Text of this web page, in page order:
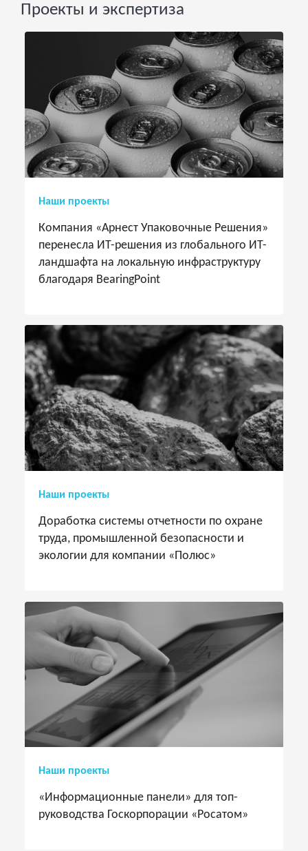
Проекты и экспертиза
Наши проекты
Компания «Арнест Упаковочные Решения»
перенесла ИТ-решения из глобального ИТ-
ландшафта на локальную инфраструктуру
благодаря BearingPoint
Наши проекты
Доработка системы отчетности по охране
труда, промышленной безопасности и
экологии для компании «Полюс»
Наши проекты
«Информационные панели» для топ-
руководства Госкорпорации «Росатом»